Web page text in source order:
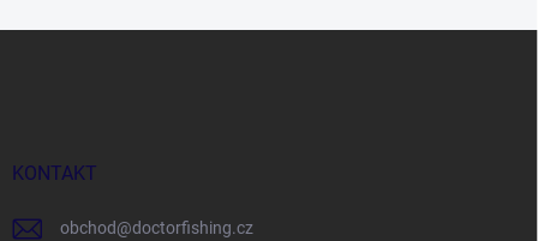
KONTAKT
obchod@doctorfishing.cz